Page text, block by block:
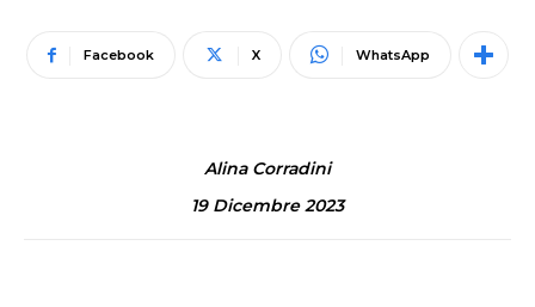
Facebook X WhatsApp
Alina Corradini
19 Dicembre 2023